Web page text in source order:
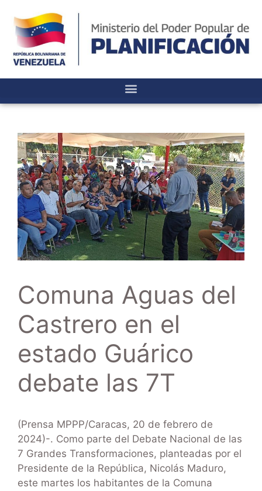
Comuna Aguas del
Castrero en el
estado Guárico
debate las 7T
(Prensa MPPP/Caracas, 20 de febrero de
2024)-. Como parte del Debate Nacional de las
7 Grandes Transformaciones, planteadas por el
Presidente de la República, Nicolás Maduro,
este martes los habitantes de la Comuna